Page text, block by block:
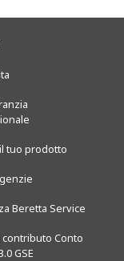
tuo prodotto
Beretta Service
contributo Conto
GSE